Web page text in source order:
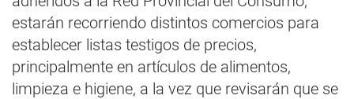
estarán recorriendo distintos comercios para
establecer listas testigos de precios,
principalmente en artículos de alimentos,
limpieza e higiene, a la vez que revisarán que se